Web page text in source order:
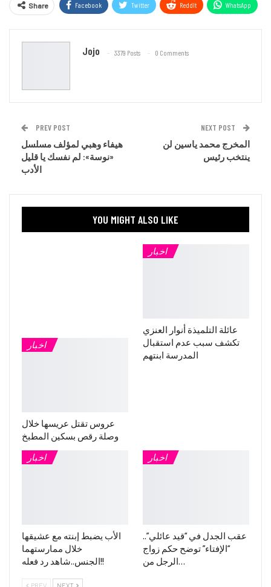
Share Facebook Twitter ReddIt WhatsApp
Jojo 3379 Posts 0 Comments
PREV POST
هيفاء وهبي لمؤلف مسلسل
«نوسة»: لم نفسك يا قليل
الأدب
NEXT POST
المخرج محمد ياسين لن
ينتخب رئيس
YOU MIGHT ALSO LIKE
اخبار
عروس تقتل عريسها خلال
وصلة رقص بسكين المطبخ
اخبار
عائلة التلميذة أنوار العنزي
تكشف سبب عدم استقبال
المدرسة ابنتهم
اخبار
الأب يضبط إبنته مع عشيقها
خلال ممارستهما
الجنس..شاهد رد فعله!!
اخبار
عقب الجدل في “قيد عائلي”..
“الإفتاء” توضح حكم زواج
الرجل من…